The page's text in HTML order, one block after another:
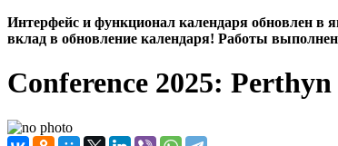
Интерфейс и функционал календаря обновлен в
вклад в обновление календаря! Работы
Conference 2025: